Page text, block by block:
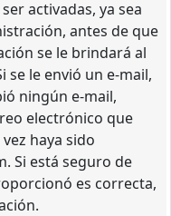
activadas, ya sea
antes de que
se le brindará al
se le envió un e-mail,
ningún e-mail,
electrónico que
haya sido
Si está seguro de
es correcta,